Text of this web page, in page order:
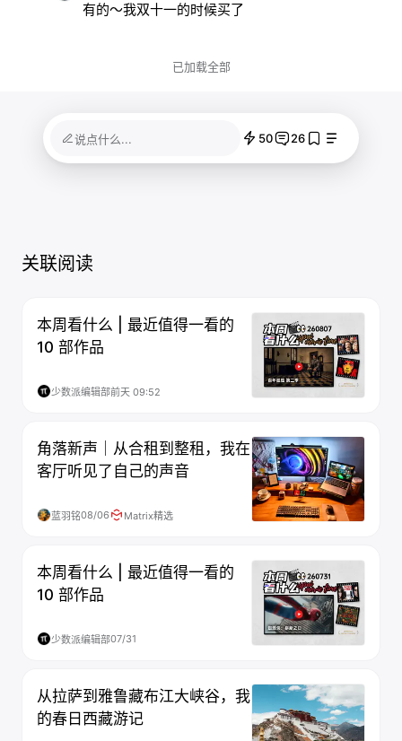
有的～我双十一的时候买了
已加载全部
说点什么... 50 26
关联阅读
本周看什么 | 最近值得一看的
10 部作品
少数派编辑部前天 09:52
角落新声｜从合租到整租，我在
客厅听见了自己的声音
蓝羽铭08/06 Matrix精选
本周看什么 | 最近值得一看的
10 部作品
少数派编辑部07/31
从拉萨到雅鲁藏布江大峡谷，我
的春日西藏游记